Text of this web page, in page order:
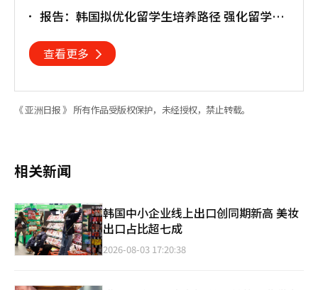
报告：韩国拟优化留学生培养路径 强化留学就
查看更多
《 亚洲日报 》 所有作品受版权保护，未经授权，禁止转载。
相关新闻
韩国中小企业线上出口创同期新高 美妆
出口占比超七成
2026-08-03 17:20:38